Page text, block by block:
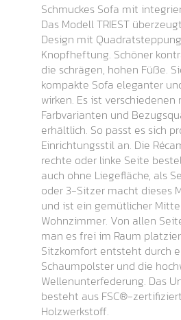
Schmuckes Sofa mit
Das Modell TRIEST
Design mit
Knopfheftung. Schöner
die schrägen, hohen Füße.
kompakte Sofa eleganter
wirken. Es ist verschiedenen
Farbvarianten und
erhältlich. So passt es sich
Einrichtungsstil an. Die
rechte oder linke Seite
auch ohne Liegefläche, als
oder 3-Sitzer macht dieses
und ist ein gemütlicher
Wohnzimmer. Von allen
man es frei im Raum
Sitzkomfort entsteht durch
Schaumpolster und die
Wellenunterfederung. Das
besteht aus FSC®-
Holzwerkstoff.